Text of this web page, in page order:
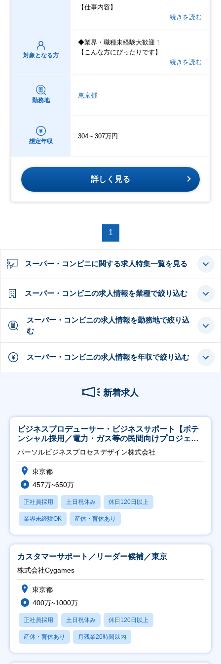
【仕事内容】
…続きを読む
対象となる方
◆業界・職種未経験大歓迎！
【こんな方にぴったりです】
…続きを読む
勤務地
東京都
想定年収
304～307万円
詳しく見る
1
スーパー・コンビニに関する求人特集一覧を見る
スーパー・コンビニの求人情報を業種で絞り込む
スーパー・コンビニの求人情報を勤務地で絞り込
む
スーパー・コンビニの求人情報を年収で絞り込む
新着求人
ビジネスプロデューサー・ビジネスサポート【ポテ
ンシャル採用／電力・ガス等の民間向けプロジェク
ト推進】
パーソルビジネスプロセスデザイン株式会社
東京都
457万~650万
正社員採用 土日祝休み 休日120日以上
業界未経験OK 産休・育休あり
カスタマーサポート／リーダー候補／東京
株式会社Cygames
東京都
400万~1000万
正社員採用 土日祝休み 休日120日以上
産休・育休あり 月残業20時間以内